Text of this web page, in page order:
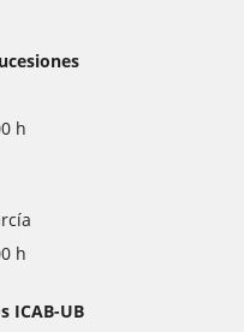
h
h
ICAB-UB